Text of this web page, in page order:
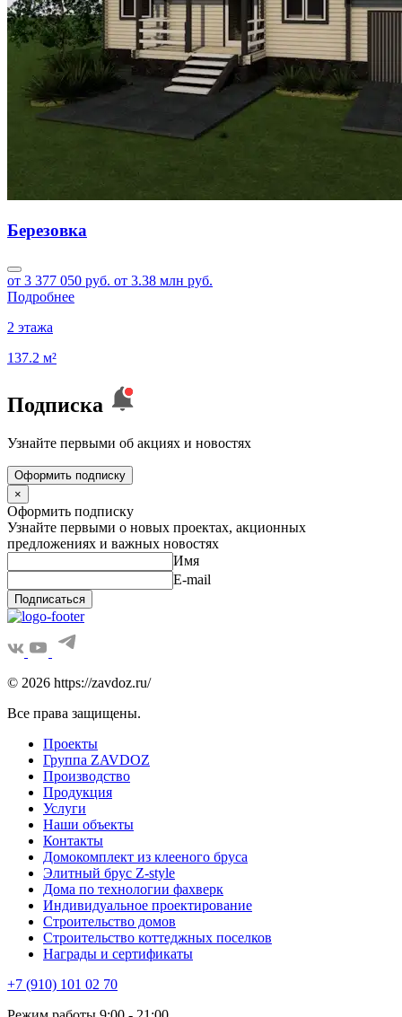
Березовка
от 3 377 050 руб. от 3.38 млн руб.
Подробнее
2 этажа
137.2 м²
Подписка
Узнайте первыми об акциях и новостях
Оформить подписку
×
Оформить подписку
Узнайте первыми о новых проектах, акционных
предложениях и важных новостях
Имя
E-mail
Подписаться
© 2026 https://zavdoz.ru/
Все права защищены.
Проекты
Группа ZAVDOZ
Производство
Продукция
Услуги
Наши объекты
Контакты
Домокомплект из клееного бруса
Элитный брус Z-style
Дома по технологии фахверк
Индивидуальное проектирование
Строительство домов
Строительство коттеджных поселков
Награды и сертификаты
+7 (910) 101 02 70